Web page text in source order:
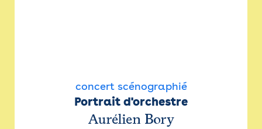
concert scénographié
Portrait d'orchestre
Aurélien Bory